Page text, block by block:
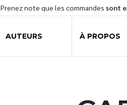
Prenez note que les commandes sont
AUTEURS À PROPOS